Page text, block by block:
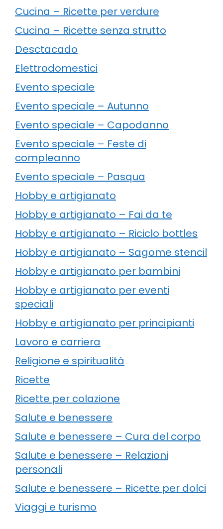
Cucina – Ricette per verdure
Cucina – Ricette senza strutto
Desctacado
Elettrodomestici
Evento speciale
Evento speciale – Autunno
Evento speciale – Capodanno
Evento speciale – Feste di
compleanno
Evento speciale – Pasqua
Hobby e artigianato
Hobby e artigianato – Fai da te
Hobby e artigianato – Riciclo bottles
Hobby e artigianato – Sagome stencil
Hobby e artigianato per bambini
Hobby e artigianato per eventi
speciali
Hobby e artigianato per principianti
Lavoro e carriera
Religione e spiritualità
Ricette
Ricette per colazione
Salute e benessere
Salute e benessere – Cura del corpo
Salute e benessere – Relazioni
personali
Salute e benessere – Ricette per dolci
Viaggi e turismo